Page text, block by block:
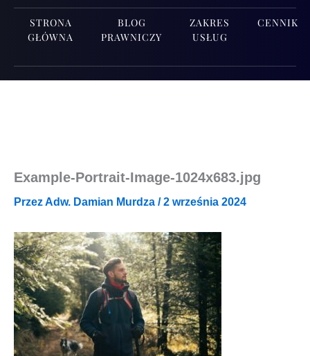
STRONA
GŁÓWNA
BLOG
PRAWNICZY
ZAKRES
USŁUG
CENNIK
Example-Portrait-Image-1024x683.jpg
PrzezAdw. Damian Murdza /2 września 2024